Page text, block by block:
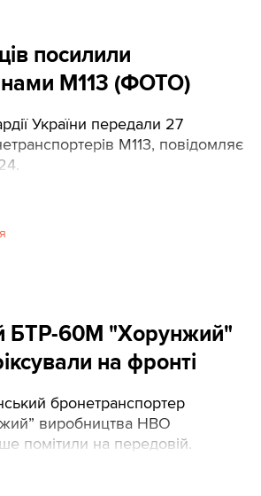
посилили
M113 (ФОТО)
України передали 27
M113, повідомляє
БТР-60М "Хорунжий"
на фронті
бронетранспортер
виробництва НВО
помітили на передовій.